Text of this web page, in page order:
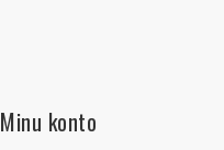
Minu konto